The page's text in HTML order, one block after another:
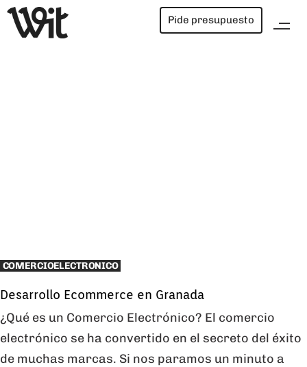
Pide presupuesto
COMERCIOELECTRONICO
Desarrollo Ecommerce en Granada
¿Qué es un Comercio Electrónico? El comercio
electrónico se ha convertido en el secreto del éxito
de muchas marcas. Si nos paramos un minuto a